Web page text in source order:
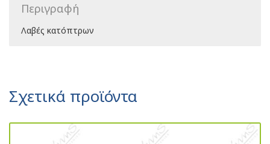
Περιγραφή
Λαβές κατόπτρων
Σχετικά προϊόντα